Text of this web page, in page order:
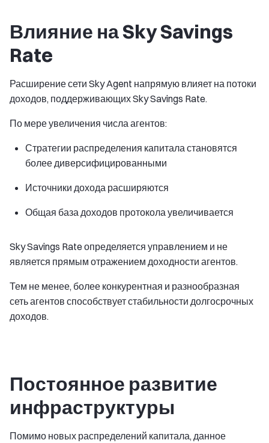
Влияние на Sky Savings
Rate
Расширение сети Sky Agent напрямую влияет на потоки
доходов, поддерживающих Sky Savings Rate.
По мере увеличения числа агентов:
Стратегии распределения капитала становятся
более диверсифицированными
Источники дохода расширяются
Общая база доходов протокола увеличивается
Sky Savings Rate определяется управлением и не
является прямым отражением доходности агентов.
Тем не менее, более конкурентная и разнообразная
сеть агентов способствует стабильности долгосрочных
доходов.
Постоянное развитие
инфраструктуры
Помимо новых распределений капитала, данное